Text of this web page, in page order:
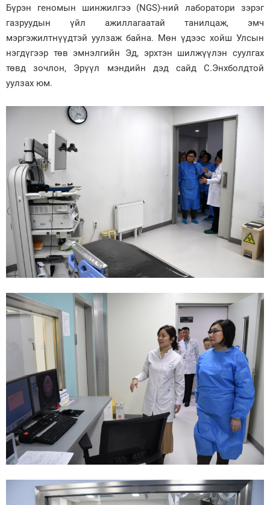
Бүрэн геномын шинжилгээ (NGS)-ний лаборатори зэрэг
газруудын үйл ажиллагаатай танилцаж, эмч
мэргэжилтнүүдтэй уулзаж байна. Мөн үдээс хойш Улсын
нэгдүгээр төв эмнэлгийн Эд, эрхтэн шилжүүлэн суулгах
төвд зочлон, Эрүүл мэндийн дэд сайд С.Энхболдтой
уулзах юм.